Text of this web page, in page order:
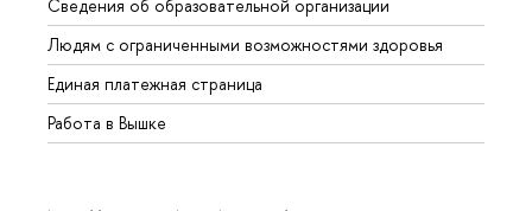
Сведения об образовательной организации
Людям с ограниченными возможностями здоровья
Единая платежная страница
Работа в Вышке